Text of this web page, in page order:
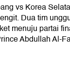
vs Korea
Dua tim
menuju partai
Abdullah Al-